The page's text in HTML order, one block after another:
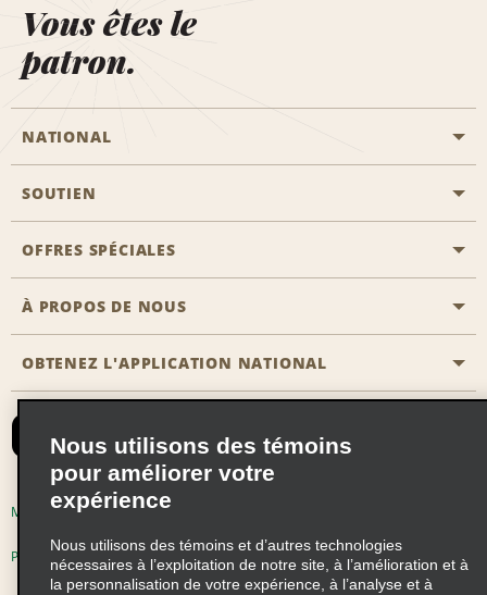
Vous êtes le
patron.
NATIONAL
Aviation générale
Emplacements Emerald Aisle
Agents de voyage
Réserver un véhicule pour quelqu'un d'autre
Emerald Club se connecter
Emerald Club S'inscrire
Emerald Club Avantages
SOUTIEN
Clients ayant un handicap
Nous contacter
FAQ
OFFRES SPÉCIALES
Toutes les offres
Abonnement aux courriels
À PROPOS DE NOUS
Histoire de l’entreprise
Responsabilité sociale
Occasions de franchise mondiales
Perspectives de carrière
OBTENEZ L'APPLICATION NATIONAL
Modalités d'utilisation
Politique sur les fichiers témoins
Nous utilisons des témoins
pour améliorer votre
expérience
Nous utilisons des témoins et d’autres technologies
nécessaires à l’exploitation de notre site, à l’amélioration et à
la personnalisation de votre expérience, à l’analyse et à